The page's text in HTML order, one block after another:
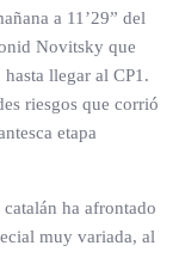
a 11’29” del
Novitsky que
llegar al CP1.
riesgos que corrió
etapa
ha afrontado
muy variada, al